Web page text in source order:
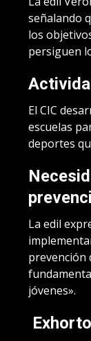
señalando
los
persiguen
El CIC
escuelas
deportes
La edil
prevención
jóvenes».